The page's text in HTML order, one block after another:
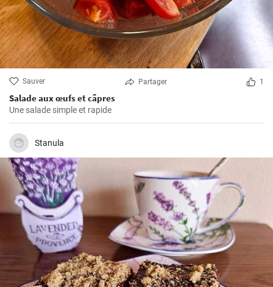
Sauver Partager 1
Salade aux œufs et câpres
Une salade simple et rapide
Stanula